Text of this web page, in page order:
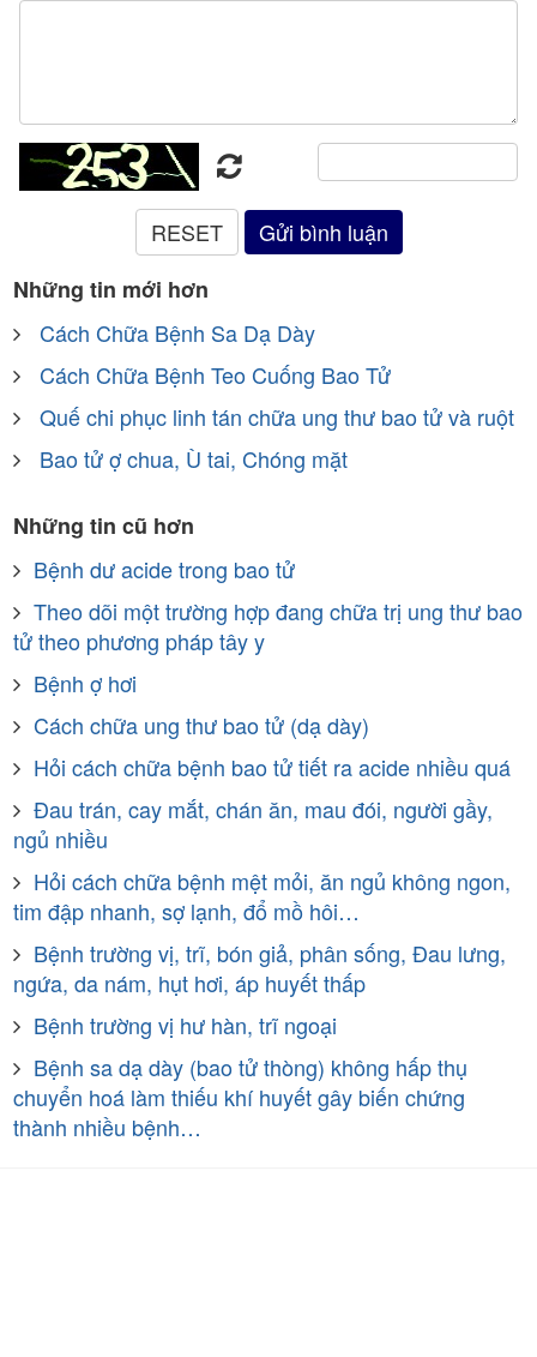
Những tin mới hơn
Cách Chữa Bệnh Sa Dạ Dày
Cách Chữa Bệnh Teo Cuống Bao Tử
Quế chi phục linh tán chữa ung thư bao tử và ruột
Bao tử ợ chua, Ù tai, Chóng mặt
Những tin cũ hơn
Bệnh dư acide trong bao tử
Theo dõi một trường hợp đang chữa trị ung thư bao
tử theo phương pháp tây y
Bệnh ợ hơi
Cách chữa ung thư bao tử (dạ dày)
Hỏi cách chữa bệnh bao tử tiết ra acide nhiều quá
Đau trán, cay mắt, chán ăn, mau đói, người gầy,
ngủ nhiều
Hỏi cách chữa bệnh mệt mỏi, ăn ngủ không ngon,
tim đập nhanh, sợ lạnh, đổ mồ hôi…
Bệnh trường vị, trĩ, bón giả, phân sống, Đau lưng,
ngứa, da nám, hụt hơi, áp huyết thấp
Bệnh trường vị hư hàn, trĩ ngoại
Bệnh sa dạ dày (bao tử thòng) không hấp thụ
chuyển hoá làm thiếu khí huyết gây biến chứng
thành nhiều bệnh…